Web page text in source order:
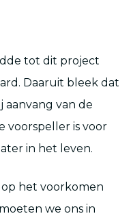
tot dit project
Daaruit bleek dat
aanvang van de
voorspeller is voor
in het leven.
op het voorkomen
we ons in